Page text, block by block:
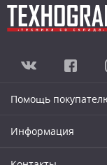
Помощь
Информация